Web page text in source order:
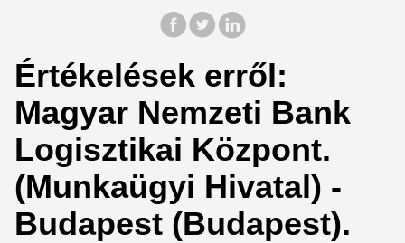
Értékelések erről:
Magyar Nemzeti Bank
Logisztikai Központ.
(Munkaügyi Hivatal) -
Budapest (Budapest).